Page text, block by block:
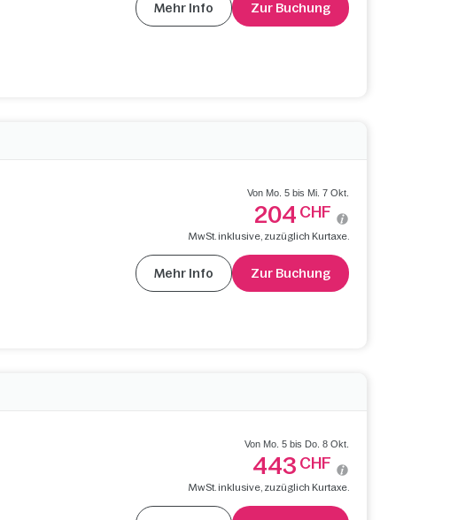
Mehr Info Zur Buchung
Von Mo. 5 bis Mi. 7 Okt.
204 CHF
MwSt. inklusive, zuzüglich Kurtaxe.
Mehr Info Zur Buchung
Von Mo. 5 bis Do. 8 Okt.
443 CHF
MwSt. inklusive, zuzüglich Kurtaxe.